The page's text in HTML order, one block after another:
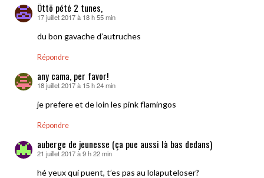
Öttö pété 2 tunes,
dit :
17 juillet 2017 à 18 h 55 min
du bon gavache d’autruches
Répondre
any cama, per favor!
dit :
18 juillet 2017 à 15 h 24 min
je prefere et de loin les pink flamingos
Répondre
auberge de jeunesse (ça pue aussi là bas dedans)
dit :
21 juillet 2017 à 9 h 22 min
hé yeux qui puent, t’es pas au lolaputeloser?